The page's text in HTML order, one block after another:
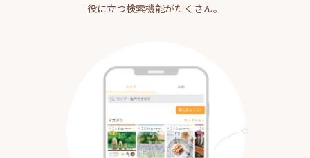
役に立つ検索機能がたくさん。